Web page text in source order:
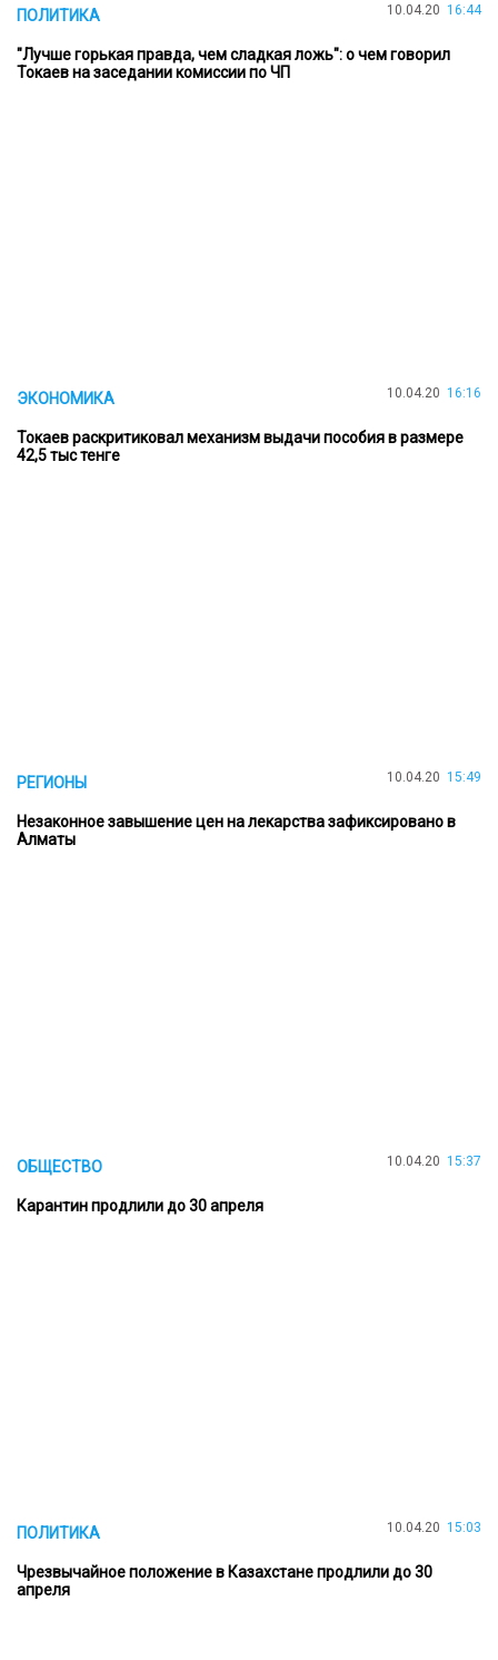
ПОЛИТИКА 10.04.20 16:44
"Лучше горькая правда, чем сладкая ложь": о чем говорил
Токаев на заседании комиссии по ЧП
ЭКОНОМИКА 10.04.20 16:16
Токаев раскритиковал механизм выдачи пособия в размере
42,5 тыс тенге
РЕГИОНЫ 10.04.20 15:49
Незаконное завышение цен на лекарства зафиксировано в
Алматы
ОБЩЕСТВО 10.04.20 15:37
Карантин продлили до 30 апреля
ПОЛИТИКА 10.04.20 15:03
Чрезвычайное положение в Казахстане продлили до 30
апреля